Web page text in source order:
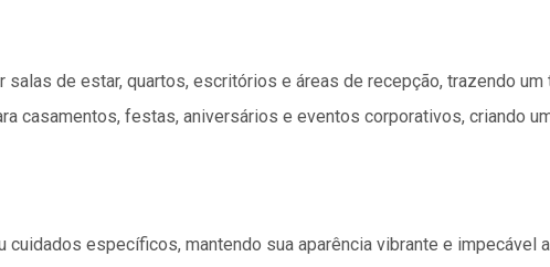
de estar, quartos, escritórios e áreas de recepção, trazendo
casamentos, festas, aniversários e eventos corporativos, criando
cuidados específicos, mantendo sua aparência vibrante e impecável